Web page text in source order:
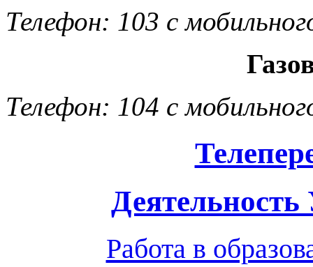
Телефон: 103 с
Телефон: 104 с
Работа в